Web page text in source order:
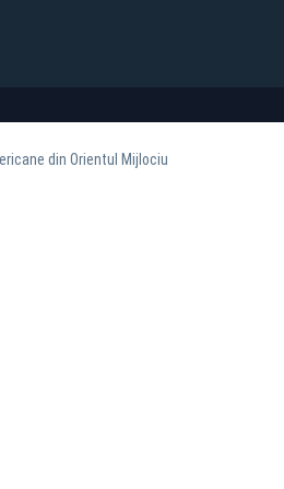
din Orientul Mijlociu